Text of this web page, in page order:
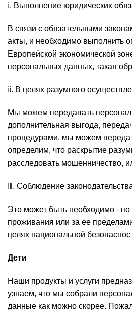
ⅰ. Выполнение юридических
В связи с обязательными
акты, и необходимо выполнить
Европейской экономической
персональных данных, такая
ⅱ. В целях разумного
Мы можем передавать
дополнительная выгода,
процедурами, мы можем
определим, что раскрытие
расследовать мошенничество,
ⅲ. Соблюдение
Это может быть необходимо - по
проживания или за ее
целях национальной
Дети
Наши продукты и услуги
узнаем, что мы собрали
данные как можно скорее.